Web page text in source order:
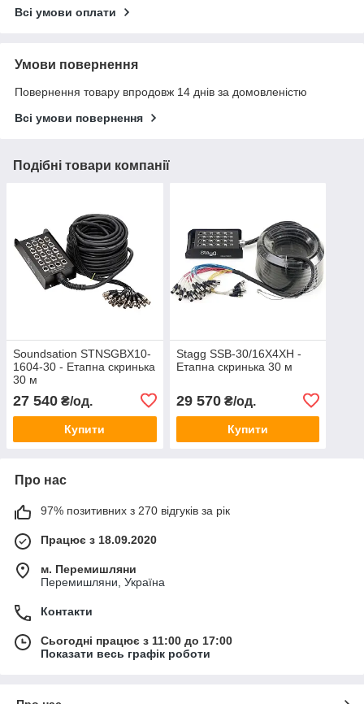
Всі умови оплати
Умови повернення
Повернення товару впродовж 14 днів за домовленістю
Всі умови повернення
Подібні товари компанії
Soundsation STNSGBX10-
1604-30 - Етапна скринька
30 м
27 540 ₴/од.
Купити
Stagg SSB-30/16X4XH -
Етапна скринька 30 м
29 570₴/од.
Купити
Про нас
97% позитивних з 270 відгуків за рік
Працює з 18.09.2020
м. Перемишляни
Перемишляни, Україна
Контакти
Сьогодні працює з 11:00 до 17:00
Показати весь графік роботи